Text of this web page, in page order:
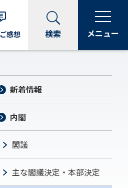
ご感想 検索 メニュー
新着情報
内閣
閣議
主な閣議決定・本部決定